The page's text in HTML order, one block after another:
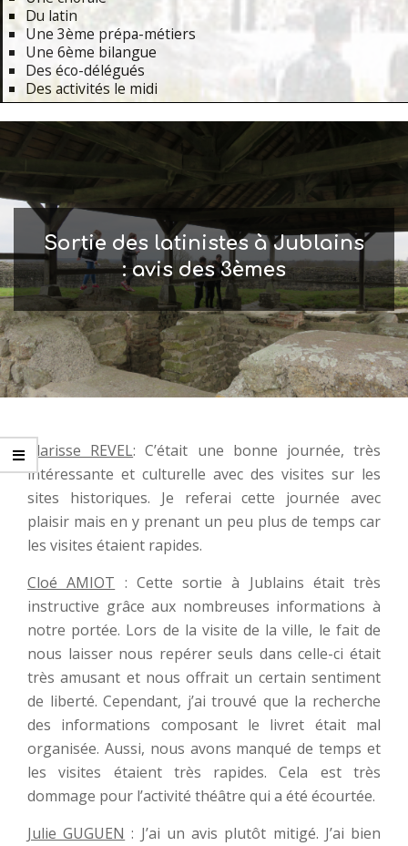
Du latin
Une 3ème prépa-métiers
Une 6ème bilangue
Des éco-délégués
Des activités le midi
Menu
Sortie des latinistes à Jublains
: avis des 3èmes
Clarisse REVEL: C’était une bonne journée, très
intéressante et culturelle avec des visites sur les
sites historiques. Je referai cette journée avec
plaisir mais en y prenant un peu plus de temps car
les visites étaient rapides.
Cloé AMIOT : Cette sortie à Jublains était très
instructive grâce aux nombreuses informations à
notre portée. Lors de la visite de la ville, le fait de
nous laisser nous repérer seuls dans celle-ci était
très amusant et nous offrait un certain sentiment
de liberté. Cependant, j’ai trouvé que la recherche
des informations composant le livret était mal
organisée. Aussi, nous avons manqué de temps et
les visites étaient très rapides. Cela est très
dommage pour l’activité théâtre qui a été écourtée.
Julie GUGUEN : J’ai un avis plutôt mitigé. J’ai bien